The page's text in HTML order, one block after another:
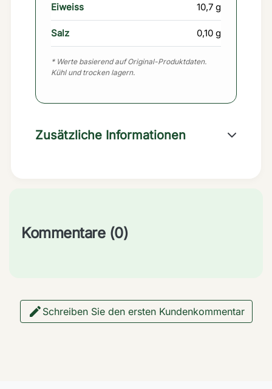
Eiweiss 10,7 g
Salz 0,10 g
* Werte basierend auf Original-Produktdaten.
Kühl und trocken lagern.
Zusätzliche Informationen
Kommentare (0)
 Schreiben Sie den ersten Kundenkommentar